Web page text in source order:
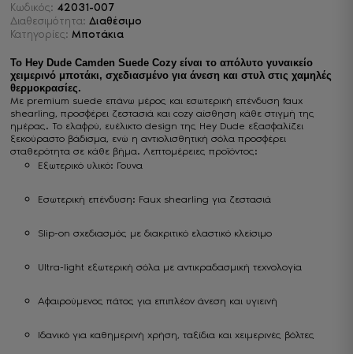
Το Hey Dude Camden Suede Cozy είναι το απόλυτο γυναικείο
χειμερινό μποτάκι, σχεδιασμένο για άνεση και στυλ στις χαμηλές
θερμοκρασίες.
Με premium suede επάνω μέρος και εσωτερική επένδυση faux
shearling, προσφέρει ζεστασιά και cozy αίσθηση κάθε στιγμή της
ημέρας. Το ελαφρύ, ευέλικτο design της Hey Dude εξασφαλίζει
ξεκούραστο βάδισμα, ενώ η αντιολισθητική σόλα προσφέρει
σταθερότητα σε κάθε βήμα. Λεπτομέρειες προϊόντος:
Εξωτερικό υλικό: Γουνα
Εσωτερική επένδυση: Faux shearling για ζεστασιά
Slip-on σχεδιασμός με διακριτικό ελαστικό κλείσιμο
Ultra-light εξωτερική σόλα με αντικραδασμική τεχνολογία
Αφαιρούμενος πάτος για επιπλέον άνεση και υγιεινή
Ιδανικό για καθημερινή χρήση, ταξίδια και χειμερινές βόλτες
Κωδικός: 42031-007
Διαθεσιμότητα: Διαθέσιμο
Κατηγορίες: Μποτάκια